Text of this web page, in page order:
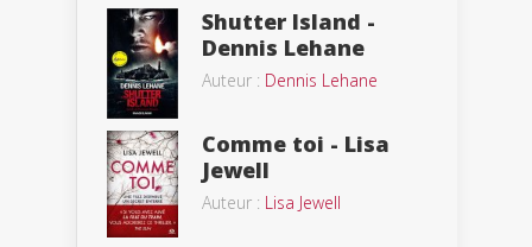
Shutter Island -
Dennis Lehane
Auteur : Dennis Lehane
Comme toi - Lisa
Jewell
Auteur : Lisa Jewell